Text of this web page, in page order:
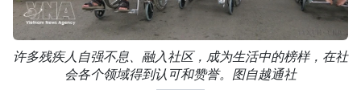
许多残疾人自强不息、融入社区，成为生活中的榜样，在社
会各个领域得到认可和赞誉。图自越通社